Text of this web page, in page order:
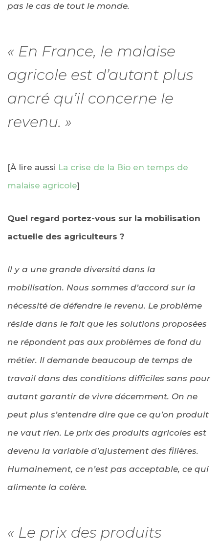
pas le cas de tout le monde.
« En France, le malaise
agricole est d’autant plus
ancré qu’il concerne le
revenu. »
[À lire aussi La crise de la Bio en temps de
malaise agricole]
Quel regard portez-vous sur la mobilisation
actuelle des agriculteurs ?
Il y a une grande diversité dans la
mobilisation. Nous sommes d’accord sur la
nécessité de défendre le revenu. Le problème
réside dans le fait que les solutions proposées
ne répondent pas aux problèmes de fond du
métier. Il demande beaucoup de temps de
travail dans des conditions difficiles sans pour
autant garantir de vivre décemment. On ne
peut plus s’entendre dire que ce qu’on produit
ne vaut rien. Le prix des produits agricoles est
devenu la variable d’ajustement des filières.
Humainement, ce n’est pas acceptable, ce qui
alimente la colère.
« Le prix des produits